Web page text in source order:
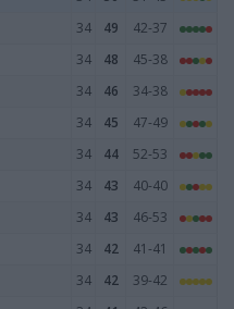
34 49
42-37
34 48
45-38
34 46
34-38
34 45
47-49
34 44
52-53
34 43
40-40
34 43
46-53
34 42
41-41
34 42
39-42